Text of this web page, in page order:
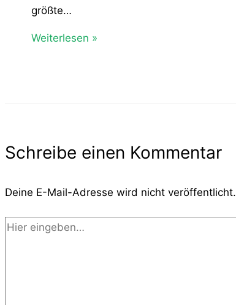
größte…
Weiterlesen »
Schreibe einen Kommentar
Deine E-Mail-Adresse wird nicht veröffentlicht.
Hier